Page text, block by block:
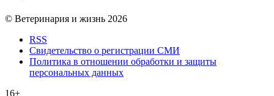
© Ветеринария и жизнь 2026
RSS
Свидетельство о регистрации СМИ
Политика в отношении обработки и защиты
персональных данных
16+